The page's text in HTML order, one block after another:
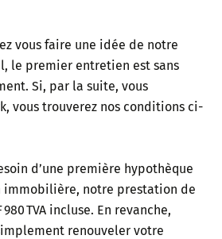
vous faire une idée de notre
le premier entretien est sans
Si, par la suite, vous
vous trouverez nos conditions ci-
d’une première hypothèque
immobilière, notre prestation de
980 TVA incluse. En revanche,
renouveler votre